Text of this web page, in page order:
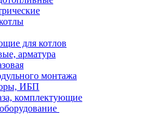
для котлов
арматура
монтажа
ИБП
комплектующие